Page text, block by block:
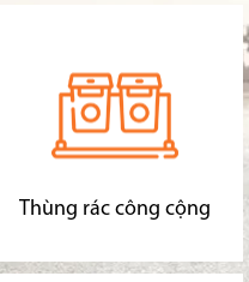
Thùng rác công cộng